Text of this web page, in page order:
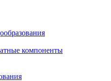
компоненты